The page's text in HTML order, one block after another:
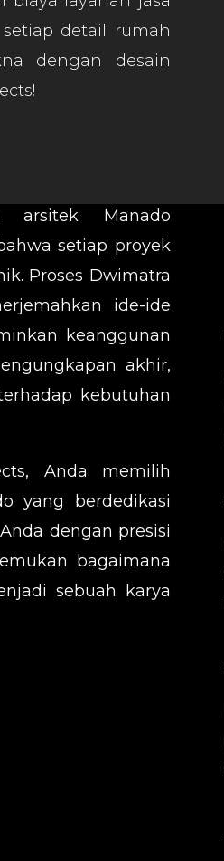
detail rumah
dengan desain
arsitek Manado
setiap proyek
Proses Dwimatra
ide-ide
keanggunan
akhir,
kebutuhan
Anda memilih
yang berdedikasi
dengan presisi
bagaimana
sebuah karya